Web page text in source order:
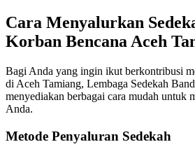
Cara Menyalurkan
Korban Bencana Aceh
Bagi Anda yang ingin ikut berkontribusi
di Aceh Tamiang, Lembaga Sedekah
menyediakan berbagai cara mudah untuk
Anda.
Metode Penyaluran Sedekah